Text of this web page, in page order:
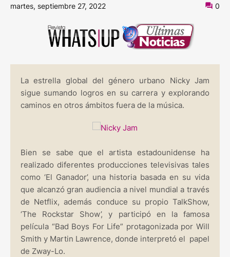
martes, septiembre 27, 2022 0
La estrella global del género urbano Nicky Jam
sigue sumando logros en su carrera y explorando
caminos en otros ámbitos fuera de la música.
Bien se sabe que el artista estadounidense ha
realizado diferentes producciones televisivas tales
como ‘El Ganador’, una historia basada en su vida
que alcanzó gran audiencia a nivel mundial a través
de Netflix, además conduce su propio TalkShow,
‘The Rockstar Show’, y participó en la famosa
película “Bad Boys For Life” protagonizada por Will
Smith y Martin Lawrence, donde interpretó el papel
de Zway-Lo.